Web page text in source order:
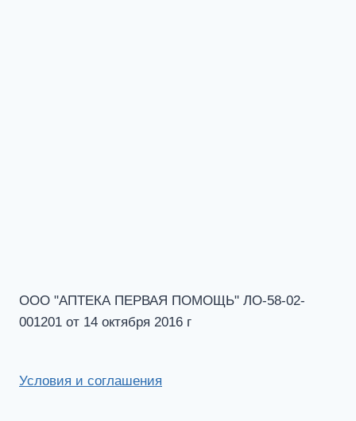
ООО "АПТЕКА ПЕРВАЯ ПОМОЩЬ" ЛО-58-02-
001201 от 14 октября 2016 г
Условия и соглашения